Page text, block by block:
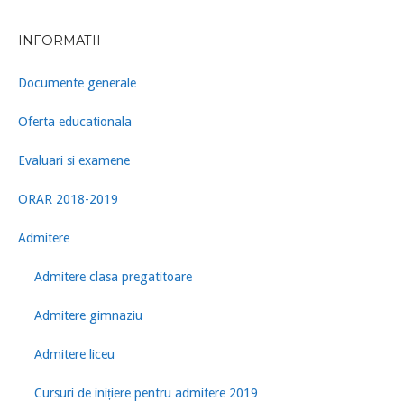
INFORMATII
Documente generale
Oferta educationala
Evaluari si examene
ORAR 2018-2019
Admitere
Admitere clasa pregatitoare
Admitere gimnaziu
Admitere liceu
Cursuri de inițiere pentru admitere 2019